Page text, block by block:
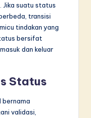
Jika suatu status
transisi
tindakan yang
bersifat
dan keluar
Status
validasi,